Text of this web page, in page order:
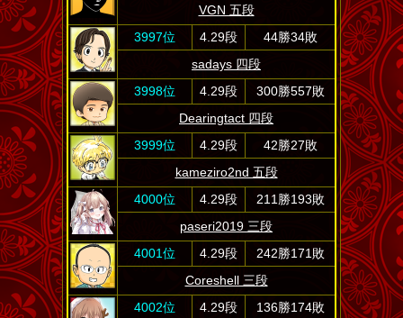
VGN 五段
3997位
4.29段
44勝34敗
sadays 四段
3998位
4.29段
300勝557敗
Dearingtact 四段
3999位
4.29段
42勝27敗
kameziro2nd 五段
4000位
4.29段
211勝193敗
paseri2019 三段
4001位
4.29段
242勝171敗
Coreshell 三段
4002位
4.29段
136勝174敗